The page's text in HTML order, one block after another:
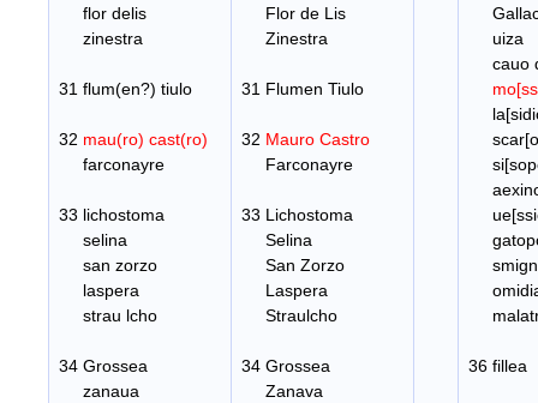
flor delis
zinestra
31 flum(en?) tiulo
32 mau(ro) cast(ro)
farconayre
33 lichostoma
selina
san zorzo
laspera
strau lcho
34 Grossea
zanaua
Flor de Lis
Zinestra
31 Flumen Tiulo
32 Mauro Castro
Farconayre
33 Lichostoma
Selina
San Zorzo
Laspera
Straulcho
34 Grossea
Zanava
uiza
cauo
36 fillea